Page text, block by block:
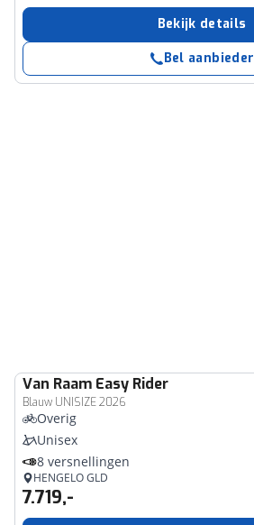
Bekijk details
Bel aanbieder
Van Raam Easy Rider
Blauw UNISIZE 2026
Overig
Unisex
8 versnellingen
HENGELO GLD
7.719,-